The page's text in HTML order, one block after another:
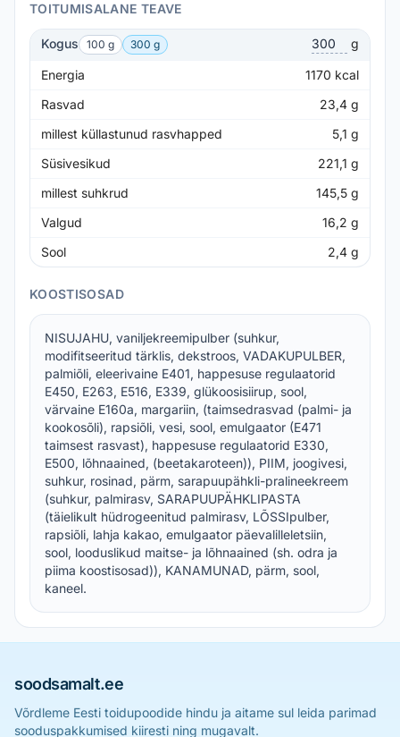
TOITUMISALANE TEAVE
Kogus 100 g 300 g g
Energia 1170 kcal
Rasvad
23,4 g
millest küllastunud rasvhapped
5,1 g
Süsivesikud
221,1 g
millest suhkrud
145,5 g
Valgud
16,2 g
Sool
2,4 g
KOOSTISOSAD
NISUJAHU, vaniljekreemipulber (suhkur,
modifitseeritud tärklis, dekstroos, VADAKUPULBER,
palmiõli, eleerivaine E401, happesuse regulaatorid
E450, E263, E516, E339, glükoosisiirup, sool,
värvaine E160a, margariin, (taimsedrasvad (palmi- ja
kookosõli), rapsiõli, vesi, sool, emulgaator (E471
taimsest rasvast), happesuse regulaatorid E330,
E500, lõhnaained, (beetakaroteen)), PIIM, joogivesi,
suhkur, rosinad, pärm, sarapuupähkli-pralineekreem
(suhkur, palmirasv, SARAPUUPÄHKLIPASTA
(täielikult hüdrogeenitud palmirasv, LÕSSIpulber,
rapsiõli, lahja kakao, emulgaator päevalilleletsiin,
sool, looduslikud maitse- ja lõhnaained (sh. odra ja
piima koostisosad)), KANAMUNAD, pärm, sool,
kaneel.
soodsamalt.ee
Võrdleme Eesti toidupoodide hindu ja aitame sul leida parimad
sooduspakkumised kiiresti ning mugavalt.